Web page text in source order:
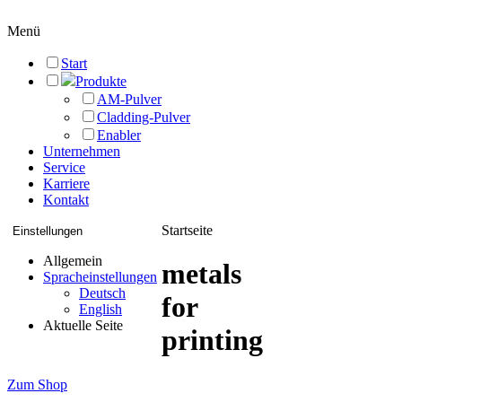
Menü
Start
Produkte
AM-Pulver
Cladding-Pulver
Enabler
Unternehmen
Service
Karriere
Kontakt
Einstellungen
Allgemein
Spracheinstellungen
Deutsch
English
Aktuelle Seite
Startseite
metals
for
printing
Zum Shop